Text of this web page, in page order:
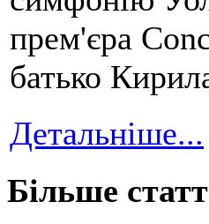
прем'єра
батько
Детальніше...
Більше